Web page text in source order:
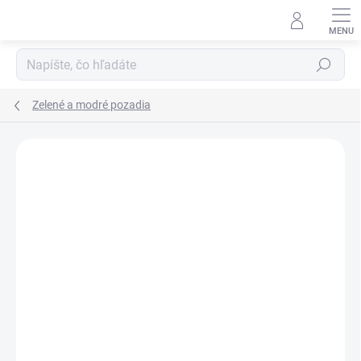
Hľadať
Zelené a modré pozadia